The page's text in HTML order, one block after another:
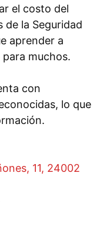
el costo del
de la Seguridad
aprender a
muchos.
con
lo que
11, 24002